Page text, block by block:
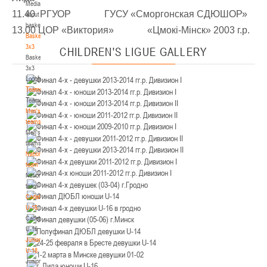
Media
about
basketball
Basketball
3x3
Basketball
3x3
Logo[modid=121]
Teams
Teams
Men's
teams
Men's
teams
National
team
National
team
Cadets
U-16
Cadets
U-16
Juniors
U-18
Juniors
, юноши
IV тур – юноши 2014-2015 гг.р., Дивизион 2, 21-22 марта 2026 г., г. Минск, ул.
Уральская 3А
18-19.03.2026
Брест
U-16, девушки
IV тур – девушки 2010-2011 гг.р., дивизион 2, 18-19 марта 2026 г., г. Брест, ул.
ул. Ленинградская, 4
17-18.03.2026
Гродно
U-14, девушки
IV тур – девушки 2012-2013 гг.р., дивизион 2, 17-18 марта 2026 г., г. Гродно,
ул. Врублевского, 92
14-15.03.2026
U-16, девушки
III тур – девушки 2010-2011 гг.р., Дивизион 1, 14-15 марта 2026 г., г. Минск, ул.
11.40 РГУОР ГУСУ «Сморгонская СДЮШОР»
13.00 ЦОР «Виктория» «Цмокi-Мiнск» 2003 г.р.
CHILDREN'S LIGUE GALLERY